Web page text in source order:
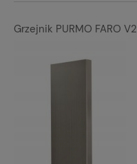
Grzejnik PURMO FARO